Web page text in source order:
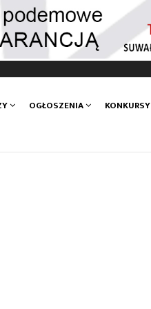
OGŁOSZENIA KONKURSY